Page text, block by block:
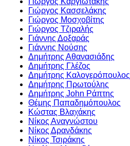
Γιώργος Κασσελάκης
Γιώργος Μοσχοβίτης
Γιώργος Τζιραλής
Γιάννης Δοξαράς
Γιάννης Νούσης
Δημήτρης Αθανασιάδης
Δημήτρης Γλέζος
Δημήτρης Καλογερόπουλος
Δημήτρης Πρωτούλης
Δημήτρης John Ράπτης
Θέμης Παπαδημόπουλος
Κώστας Βλαχάκης
Νίκος Αναγνώστου
Νίκος Δρανδάκης
Νίκος Τσιράκης